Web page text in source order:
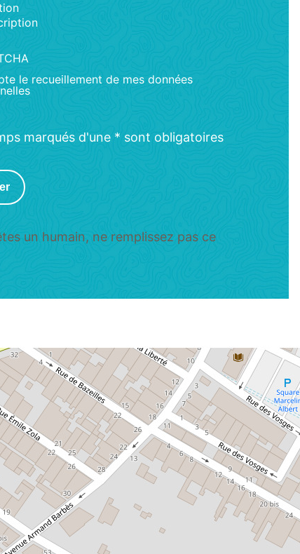
le recueillement de mes données
marqués d'une * sont obligatoires
un humain, ne remplissez pas ce